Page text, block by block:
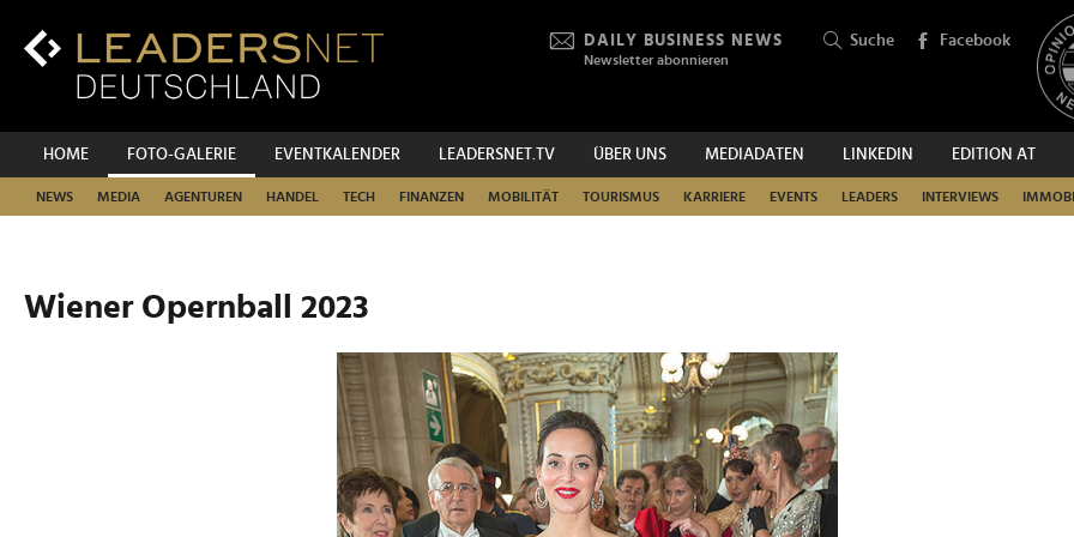
Inhalt
Hauptnavigation
DAILY BUSINESS NEWS
Newsletter abonnieren
Suche Facebook
HOME FOTO-GALERIE EVENTKALENDER LEADERSNET.TV ÜBER UNS MEDIADATEN LINKEDIN EDITION AT
NEWS MEDIA AGENTUREN HANDEL TECH FINANZEN MOBILITÄT TOURISMUS KARRIERE EVENTS LEADERS INTERVIEWS
SUCHEN
Wiener Opernball 2023